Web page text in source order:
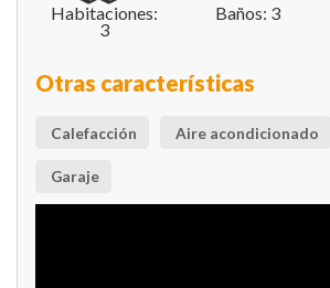
Habitaciones:
3
Baños: 3
Otras características
Calefacción Aire acondicionado
Garaje